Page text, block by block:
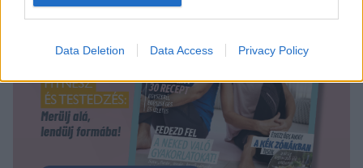
Data Deletion Data Access Privacy Policy